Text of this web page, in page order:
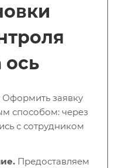
ось
Оформить заявку
способом: через
с сотрудником
Предоставляем